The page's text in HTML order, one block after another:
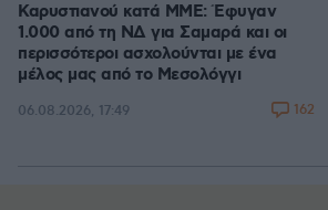
Καρυστιανού κατά ΜΜΕ: Έφυγαν
1.000 από τη ΝΔ για Σαμαρά και οι
περισσότεροι ασχολούνται με ένα
μέλος μας από το Μεσολόγγι
06.08.2026, 17:49 162